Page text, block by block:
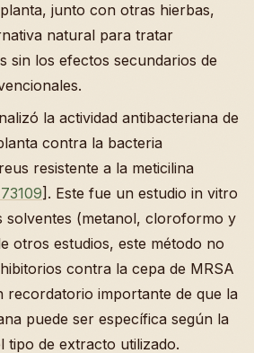
junto con otras hierbas,
natural para tratar
sin los efectos secundarios de
la actividad antibacteriana de
contra la bacteria
resistente a la meticilina
]. Este fue un estudio in vitro
solventes (metanol, cloroformo y
otros estudios, este método no
contra la cepa de MRSA
recordatorio importante de que la
puede ser específica según la
tipo de extracto utilizado.